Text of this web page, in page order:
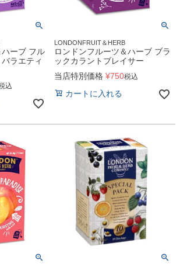
ーブ フル
ラエティ
込
LONDONFRUIT＆HERB
ロンドンフルーツ＆ハーブ ブラ
ックカラントブレイサー
当店特別価格 ¥750税込
カートに入れる